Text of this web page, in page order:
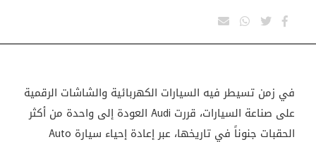
في زمن تسيطر فيه السيارات الكهربائية والشاشات الرقمية
على صناعة السيارات، قررت Audi العودة إلى واحدة من أكثر
الحقبات جنوناً في تاريخها، عبر إعادة إحياء سيارة Auto